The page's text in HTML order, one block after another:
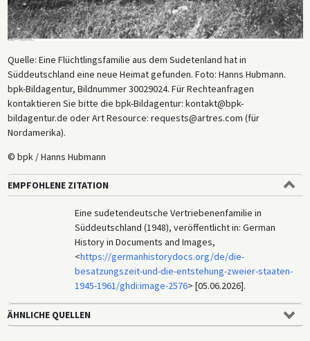
Quelle: Eine Flüchtlingsfamilie aus dem Sudetenland hat in
Süddeutschland eine neue Heimat gefunden. Foto: Hanns Hubmann.
bpk-Bildagentur, Bildnummer 30029024. Für Rechteanfragen
kontaktieren Sie bitte die bpk-Bildagentur: kontakt@bpk-
bildagentur.de oder Art Resource: requests@artres.com (für
Nordamerika).
© bpk / Hanns Hubmann
EMPFOHLENE ZITATION
Eine sudetendeutsche Vertriebenenfamilie in
Süddeutschland (1948), veröffentlicht in: German
History in Documents and Images,
<https://germanhistorydocs.org/de/die-
besatzungszeit-und-die-entstehung-zweier-staaten-
1945-1961/ghdi:image-2576> [05.06.2026].
ÄHNLICHE QUELLEN